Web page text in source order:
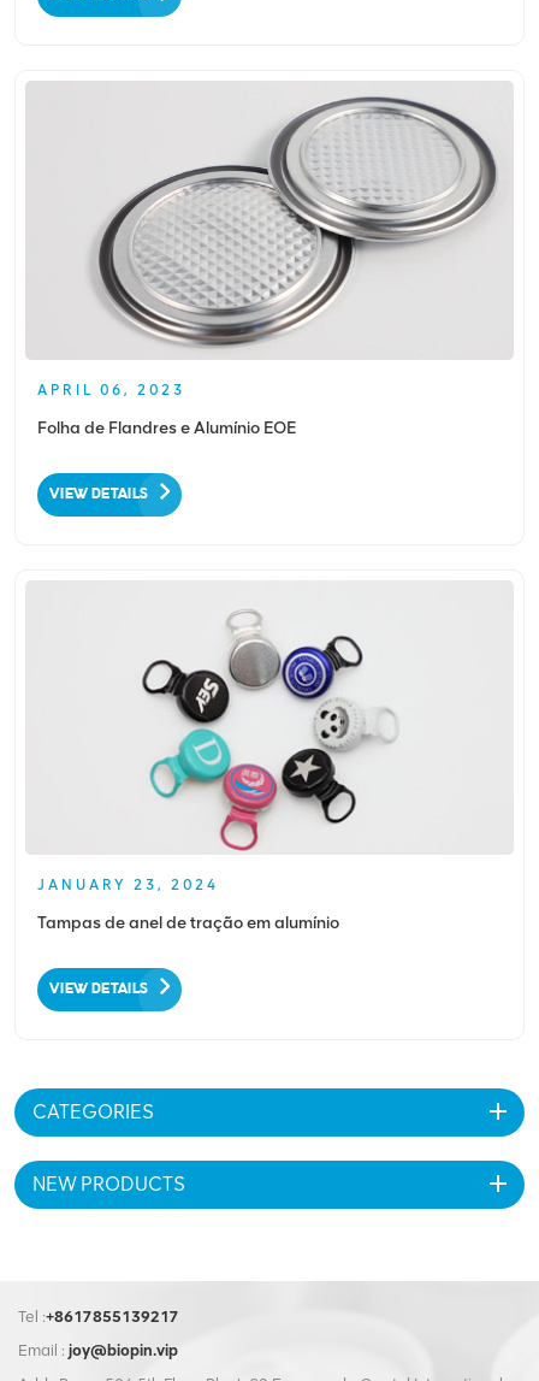
APRIL 06, 2023
Folha de Flandres e Alumínio EOE
VIEW DETAILS
JANUARY 23, 2024
Tampas de anel de tração em alumínio
VIEW DETAILS
CATEGORIES
NEW PRODUCTS
Tel :+8617855139217
Email : joy@biopin.vip